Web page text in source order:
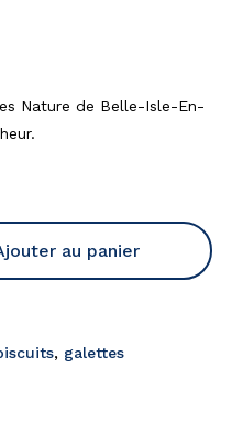
Nature de Belle-Isle-En-
au panier
, galettes